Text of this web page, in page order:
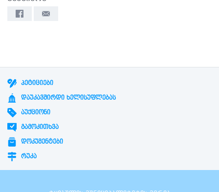
ᲞᲔᲢᲘᲪᲘᲔᲑᲘ
ᲓᲐᲣᲙᲐᲕᲨᲘᲠᲓᲘ ᲮᲔᲚᲘᲡᲣᲤᲚᲔᲑᲐᲡ
ᲐᲣᲥᲪᲘᲝᲜᲘ
ᲒᲐᲛᲝᲙᲘᲗᲮᲕᲐ
ᲓᲝᲙᲣᲛᲔᲜᲢᲔᲑᲘ
ᲠᲣᲙᲐ